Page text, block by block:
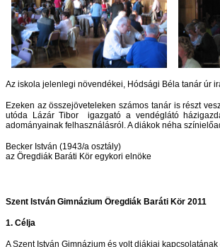
Az iskola jelenlegi növendékei, Hódsági Béla tanár úr
Ezeken az összejöveteleken számos tanár is részt
utóda Lázár Tibor igazgató a vendéglátó
adományainak felhasználásról. A diákok néha
Becker István (1943/a osztály)
az Öregdiák Baráti Kör egykori elnöke
Szent István Gimnázium Öregdiák Baráti Kör 2011
1. Célja
A Szent István Gimnázium és volt diákjai